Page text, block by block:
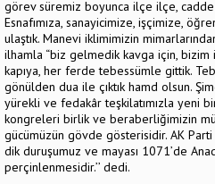
görev süremiz boyunca ilçe ilçe,
Esnafımıza, sanayicimize, işçimize,
ulaştık. Manevi iklimimizin
ilhamla “biz gelmedik kavga için, bizim
kapıya, her ferde tebessümle gittik.
gönülden dua ile çıktık hamd olsun.
yürekli ve fedakâr teşkilatımızla yeni
kongreleri birlik ve beraberliğimizin
gücümüzün gövde gösterisidir. AK
dik duruşumuz ve mayası 1071’de
perçinlenmesidir.’’ dedi.